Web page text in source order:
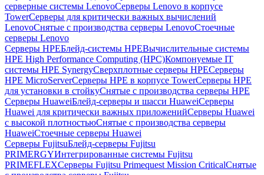
серверные системы LenovoСерверы Lenovo в корпусе
TowerСерверы для критически важных вычислений
LenovoСнятые с производства серверы LenovoСтоечные
серверы Lenovo
Серверы HPEБлейд-системы HPEВычислительные системы
HPE High Performance Computing (HPC)Компонуемые IT
системы HPE SynergyСверхплотные серверы HPEСерверы
HPE MicroServerСерверы HPE в корпусе TowerСерверы HPE
для установки в стойкуСнятые с производства серверы HPE
Серверы HuaweiБлейд-серверы и шасси HuaweiСерверы
Huawei для критически важных приложенийСерверы Huawei
с высокой плотностьюСнятые с производства серверы
HuaweiСтоечные серверы Huawei
Серверы FujitsuБлейд-серверы Fujitsu
PRIMERGYИнтегрированные системы Fujitsu
PRIMEFLEXСерверы Fujitsu Primequest Mission CriticalСнятые